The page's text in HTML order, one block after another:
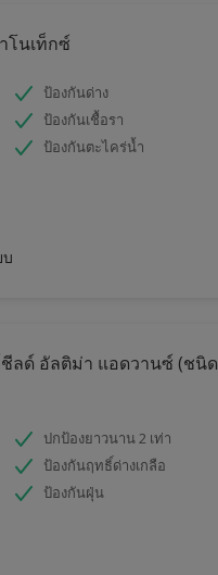
โนเท็กซ์
ป้องกันด่าง
ป้องกันเชื้อรา
ป้องกันตะไคร่น้ำ
บ
ชีลด์ อัลติม่า แอดวานซ์ (ชนิด
ปกป้องยาวนาน 2 เท่า
ป้องกันฤทธิ์ด่างเกลือ
ป้องกันฝุ่น